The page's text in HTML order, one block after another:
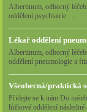
Albertinum, odborný
oddělení psychiatrie ...
Lékař oddělení
Albertinum, odborný
oddělení pneumologie a
Všeobecná/praktická
Přidejte se k nám Do
lůžkové oddělení následné
Cookies nikdy
jakkoli
nebo osobní